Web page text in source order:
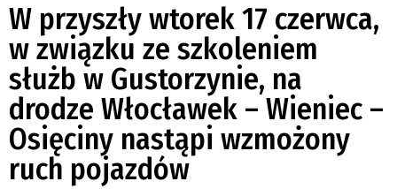
W przyszły wtorek 17 czerwca,
w związku ze szkoleniem
służb w Gustorzynie, na
drodze Włocławek – Wieniec –
Osięciny nastąpi wzmożony
ruch pojazdów